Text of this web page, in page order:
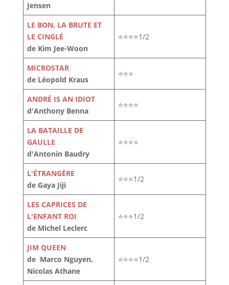
Jensen
LE BON, LA BRUTE ET
LE CINGLÉ
de Kim Jee-Woon
⭐⭐⭐⭐1/2
MICROSTAR
de Léopold Kraus
⭐⭐⭐
ANDRÉ IS AN IDIOT
d'Anthony Benna
⭐⭐⭐⭐
LA BATAILLE DE
GAULLE
d'Antonin Baudry
⭐⭐⭐⭐
L'ÉTRANGÈRE
de Gaya Jiji
⭐⭐⭐1/2
LES CAPRICES DE
L'ENFANT ROI
de Michel Leclerc
⭐⭐⭐1/2
JIM QUEEN
de Marco Nguyen,
Nicolas Athane
⭐⭐⭐⭐1/2